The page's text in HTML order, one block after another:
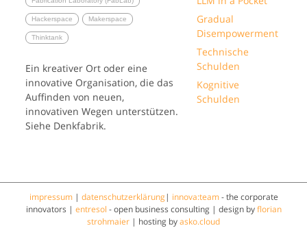
Hackerspace Makerspace
Thinktank
Ein kreativer Ort oder eine
innovative Organisation, die das
Auffinden von neuen,
innovativen Wegen unterstützen.
Siehe Denkfabrik.
Gradual
Disempowerment
Technische
Schulden
Kognitive
Schulden
impressum| datenschutzerklärung | innova:team- the corporate
innovators | entresol - open business consulting | design byflorian
strohmaier | hosting byasko.cloud